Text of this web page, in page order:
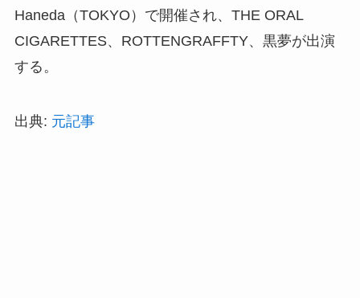
Haneda（TOKYO）で開催され、THE ORAL
CIGARETTES、ROTTENGRAFFTY、黒夢が出演
する。
出典: 元記事